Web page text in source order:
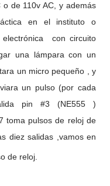
de 110v AC, y además
en el instituto o
con circuito
una lámpara con un
un micro pequeño , y
un pulso (por cada
pin #3 (NE555 )
toma pulsos de reloj de
diez salidas ,vamos en
de reloj.